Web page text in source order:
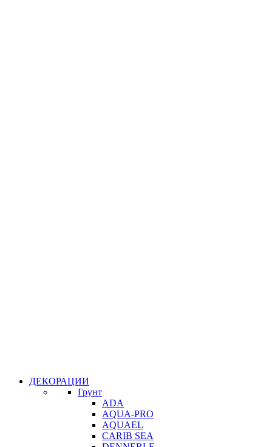
ДЕКОРАЦИИ
Грунт
ADA
AQUA-PRO
AQUAEL
CARIB SEA